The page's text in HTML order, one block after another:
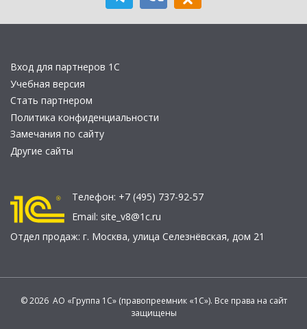
Вход для партнеров 1С
Учебная версия
Стать партнером
Политика конфиденциальности
Замечания по сайту
Другие сайты
Телефон: +7 (495) 737-92-57
Email: site_v8@1c.ru
Отдел продаж: г. Москва, улица Селезнёвская, дом 21
© 2026 АО «Группа 1С» (правопреемник «1С»). Все права на сайт
защищены